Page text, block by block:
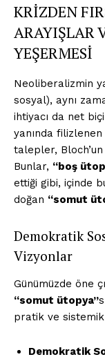
KRİZDEN
ARAYIŞLAR
YEŞERMESİ
Neoliberalizmin
sosyal), aynı
ihtiyacı da net
yanında
talepler, Bloch’un
Bunlar, “boş
ettiği gibi, içinde
doğan “somut
Demokratik
Vizyonlar
Günümüzde öne
“somut ütopya”
pratik ve sistemik
Demokratik